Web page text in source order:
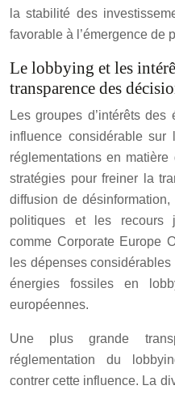
la stabilité des
favorable à l’émergence de
Le lobbying et les
transparence des
Les groupes d’intérêts
influence considérable
réglementations en matière
stratégies pour freiner la
diffusion de
politiques et les recours
comme Corporate Europe
les dépenses
énergies fossiles en
européennes.
Une plus grande
réglementation du
contrer cette influence. La